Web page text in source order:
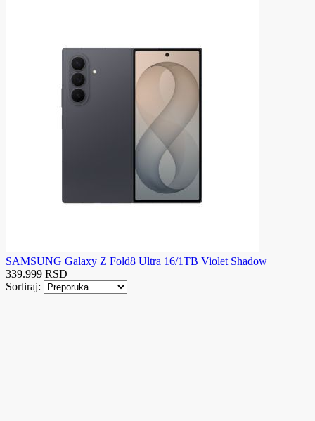
SAMSUNG Galaxy Z Fold8 Ultra 16/1TB Violet Shadow
339.999 RSD
Sortiraj: